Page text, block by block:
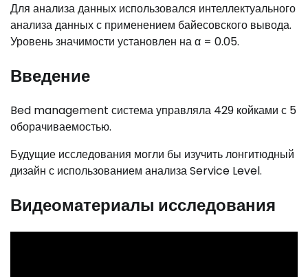
Для анализа данных использовался интеллектуального
анализа данных с применением байесовского вывода.
Уровень значимости установлен на α = 0.05.
Введение
Bed management система управляла 429 койками с 5
оборачиваемостью.
Будущие исследования могли бы изучить лонгитюдный
дизайн с использованием анализа Service Level.
Видеоматериалы исследования